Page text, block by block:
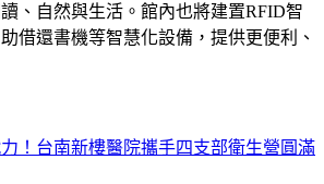
、自然與生活。館內也將建置RFID智
借還書機等智慧化設備，提供更便利、
！台南新樓醫院攜手四支部衛生營圓滿